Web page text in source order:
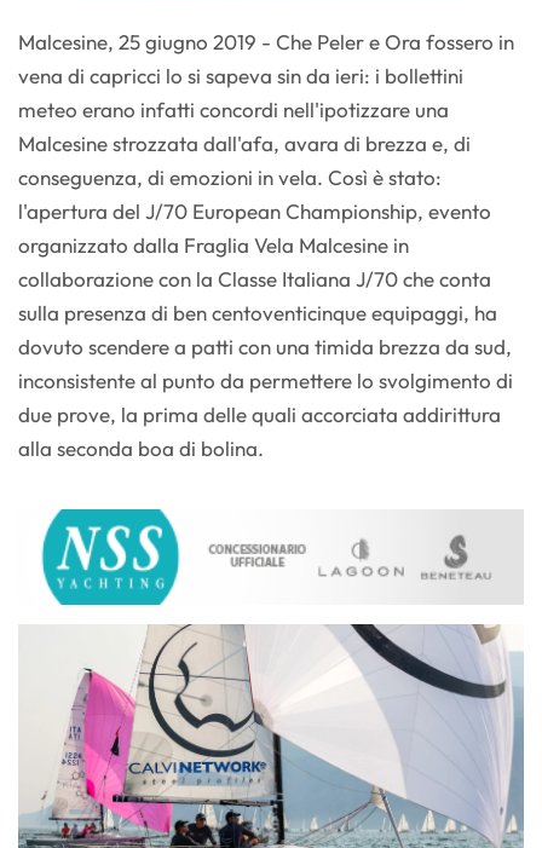
Malcesine, 25 giugno 2019 - Che Peler e Ora fossero in
vena di capricci lo si sapeva sin da ieri: i bollettini
meteo erano infatti concordi nell'ipotizzare una
Malcesine strozzata dall'afa, avara di brezza e, di
conseguenza, di emozioni in vela. Così è stato:
l'apertura del J/70 European Championship, evento
organizzato dalla Fraglia Vela Malcesine in
collaborazione con la Classe Italiana J/70 che conta
sulla presenza di ben centoventicinque equipaggi, ha
dovuto scendere a patti con una timida brezza da sud,
inconsistente al punto da permettere lo svolgimento di
due prove, la prima delle quali accorciata addirittura
alla seconda boa di bolina.